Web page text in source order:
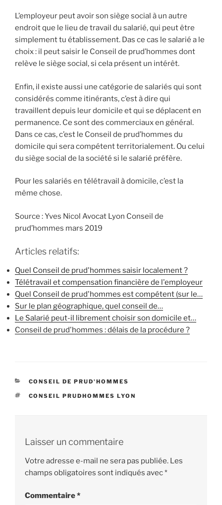
L’employeur peut avoir son siège social à un autre
endroit que le lieu de travail du salarié, qui peut être
simplement tu établissement. Das ce cas le salarié a le
choix : il peut saisir le Conseil de prud’hommes dont
relève le siège social, si cela présent un intérêt.
Enfin, il existe aussi une catégorie de salariés qui sont
considérés comme itinérants, c’est à dire qui
travaillent depuis leur domicile et qui se déplacent en
permanence. Ce sont des commerciaux en général.
Dans ce cas, c’est le Conseil de prud’hommes du
domicile qui sera compétent territorialement. Ou celui
du siège social de la société si le salarié préfère.
Pour les salariés en télétravail à domicile, c’est la
même chose.
Source : Yves Nicol Avocat Lyon Conseil de
prud’hommes mars 2019
Articles relatifs:
Quel Conseil de prud'hommes saisir localement ?
Télétravail et compensation financière de l'employeur
Quel Conseil de prud'hommes est compétent (sur le…
Sur le plan géographique, quel conseil de…
Le Salarié peut-il librement choisir son domicile et…
Conseil de prud'hommes : délais de la procédure ?
CATÉGORIES
CONSEIL DE PRUD'HOMMES
ÉTIQUETTES
CONSEIL PRUDHOMMES LYON
Laisser un commentaire
Votre adresse e-mail ne sera pas publiée. Les
champs obligatoires sont indiqués avec*
Commentaire*